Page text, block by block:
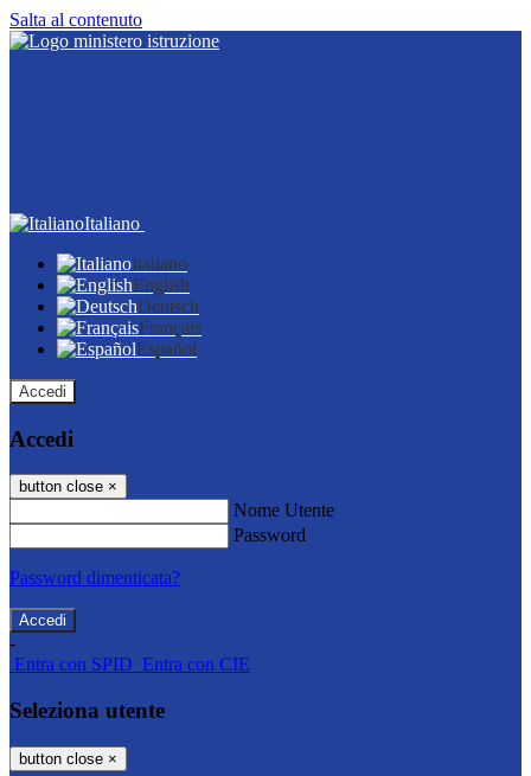
Salta al contenuto
Italiano
Italiano
English
Deutsch
Français
Español
Accedi
Accedi
button close ×
Nome Utente
Password
Password dimenticata?
-
Entra con SPID Entra con CIE
Seleziona utente
button close ×